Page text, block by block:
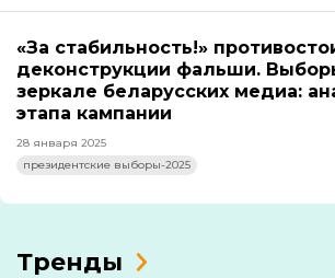
«За стабильность!»
деконструкции фальши.
зеркале беларусских медиа:
этапа кампании
28 января 2025
президентские выборы-2025
Тренды